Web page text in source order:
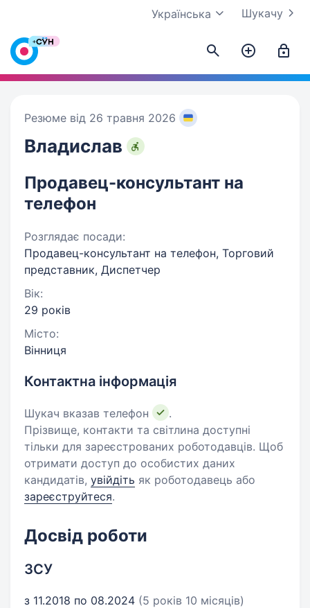
Шукачу
Українська
Резюме від 26 травня 2026
Владислав
Продавец-консультант на
телефон
Розглядає посади:
Продавец-консультант на телефон, Торговий
представник, Диспетчер
Вік:
29 років
Місто:
Вінниця
Контактна інформація
Шукач вказав телефон
.
Прізвище, контакти та світлина доступні
тільки для зареєстрованих роботодавців. Щоб
отримати доступ до особистих даних
кандидатів, увійдіть як роботодавець або
зареєструйтеся.
Досвід роботи
ЗСУ
з 11.2018 по 08.2024 (5 років 10 місяців)